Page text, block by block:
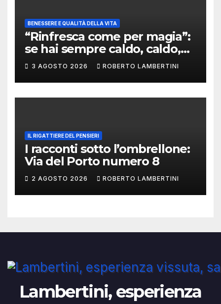
BENESSERE E QUALITÀ DELLA VITA
“Rinfresca come per magia”:
se hai sempre caldo, caldo,
caldo, le cose in questo post
sono per te
3 AGOSTO 2026 ROBERTO LAMBERTINI
IL RIGATTIERE DEL PENSIERI
I racconti sotto l’ombrellone:
Via del Porto numero 8
2 AGOSTO 2026 ROBERTO LAMBERTINI
Lambertini, esperienza